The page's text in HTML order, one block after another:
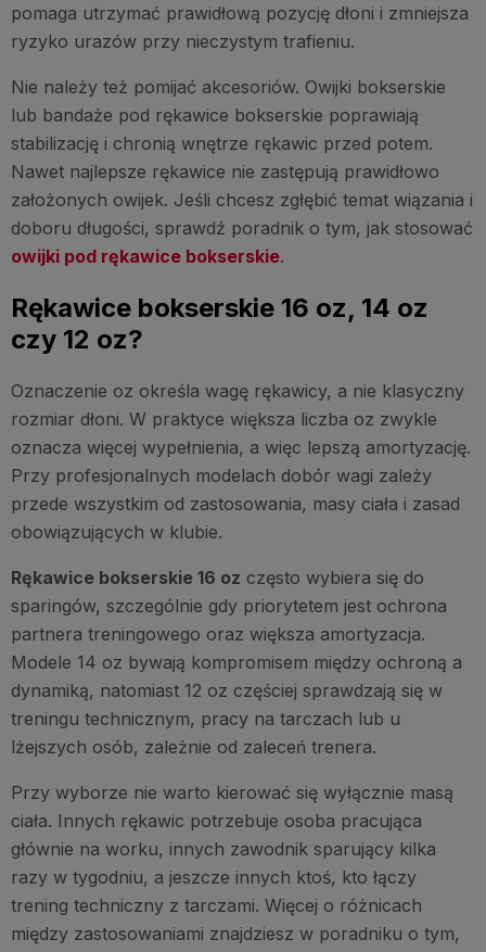
pomaga utrzymać prawidłową pozycję dłoni i zmniejsza
ryzyko urazów przy nieczystym trafieniu.
Nie należy też pomijać akcesoriów. Owijki bokserskie
lub bandaże pod rękawice bokserskie poprawiają
stabilizację i chronią wnętrze rękawic przed potem.
Nawet najlepsze rękawice nie zastępują prawidłowo
założonych owijek. Jeśli chcesz zgłębić temat wiązania i
doboru długości, sprawdź poradnik o tym, jak stosować
owijki pod rękawice bokserskie.
Rękawice bokserskie 16 oz, 14 oz
czy 12 oz?
Oznaczenie oz określa wagę rękawicy, a nie klasyczny
rozmiar dłoni. W praktyce większa liczba oz zwykle
oznacza więcej wypełnienia, a więc lepszą amortyzację.
Przy profesjonalnych modelach dobór wagi zależy
przede wszystkim od zastosowania, masy ciała i zasad
obowiązujących w klubie.
Rękawice bokserskie 16 oz często wybiera się do
sparingów, szczególnie gdy priorytetem jest ochrona
partnera treningowego oraz większa amortyzacja.
Modele 14 oz bywają kompromisem między ochroną a
dynamiką, natomiast 12 oz częściej sprawdzają się w
treningu technicznym, pracy na tarczach lub u
lżejszych osób, zależnie od zaleceń trenera.
Przy wyborze nie warto kierować się wyłącznie masą
ciała. Innych rękawic potrzebuje osoba pracująca
głównie na worku, innych zawodnik sparujący kilka
razy w tygodniu, a jeszcze innych ktoś, kto łączy
trening techniczny z tarczami. Więcej o różnicach
między zastosowaniami znajdziesz w poradniku o tym,